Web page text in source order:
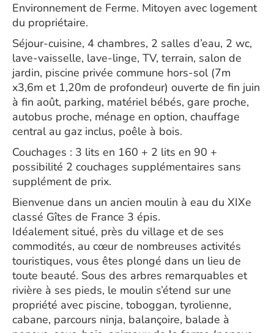
Environnement de Ferme. Mitoyen avec logement
du propriétaire.
Séjour-cuisine, 4 chambres, 2 salles d’eau, 2 wc,
lave-vaisselle, lave-linge, TV, terrain, salon de
jardin, piscine privée commune hors-sol (7m
x3,6m et 1,20m de profondeur) ouverte de fin juin
à fin août, parking, matériel bébés, gare proche,
autobus proche, ménage en option, chauffage
central au gaz inclus, poêle à bois.
Couchages : 3 lits en 160 + 2 lits en 90 +
possibilité 2 couchages supplémentaires sans
supplément de prix.
Bienvenue dans un ancien moulin à eau du XIXe
classé Gîtes de France 3 épis.
Idéalement situé, près du village et de ses
commodités, au cœur de nombreuses activités
touristiques, vous êtes plongé dans un lieu de
toute beauté. Sous des arbres remarquables et
rivière à ses pieds, le moulin s’étend sur une
propriété avec piscine, toboggan, tyrolienne,
cabane, parcours ninja, balançoire, balade à